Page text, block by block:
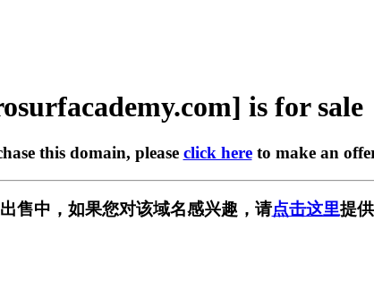
is for sale
this domain, please click hereto make an
售中，如果您对该域名感兴趣，请点击这里提